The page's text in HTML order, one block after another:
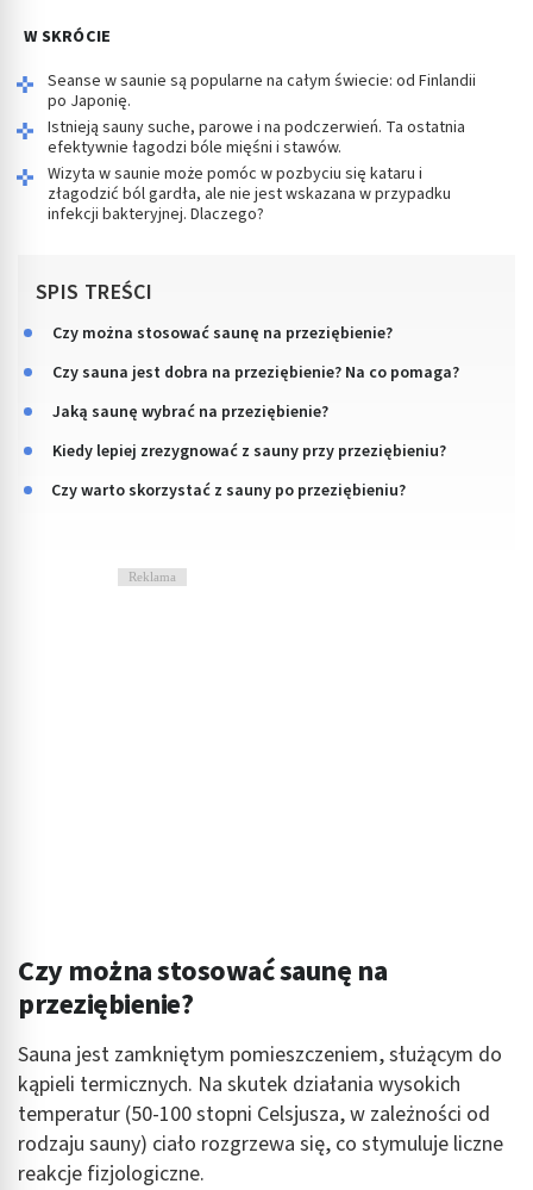
W SKRÓCIE
Seanse w saunie są popularne na całym świecie: od Finlandii
po Japonię.
Istnieją sauny suche, parowe i na podczerwień. Ta ostatnia
efektywnie łagodzi bóle mięśni i stawów.
Wizyta w saunie może pomóc w pozbyciu się kataru i
złagodzić ból gardła, ale nie jest wskazana w przypadku
infekcji bakteryjnej. Dlaczego?
SPIS TREŚCI
Czy można stosować saunę na przeziębienie?
Czy sauna jest dobra na przeziębienie? Na co pomaga?
Jaką saunę wybrać na przeziębienie?
Kiedy lepiej zrezygnować z sauny przy przeziębieniu?
Czy warto skorzystać z sauny po przeziębieniu?
Reklama
Czy można stosować saunę na
przeziębienie?
Sauna jest zamkniętym pomieszczeniem, służącym do
kąpieli termicznych. Na skutek działania wysokich
temperatur (50-100 stopni Celsjusza, w zależności od
rodzaju sauny) ciało rozgrzewa się, co stymuluje liczne
reakcje fizjologiczne.